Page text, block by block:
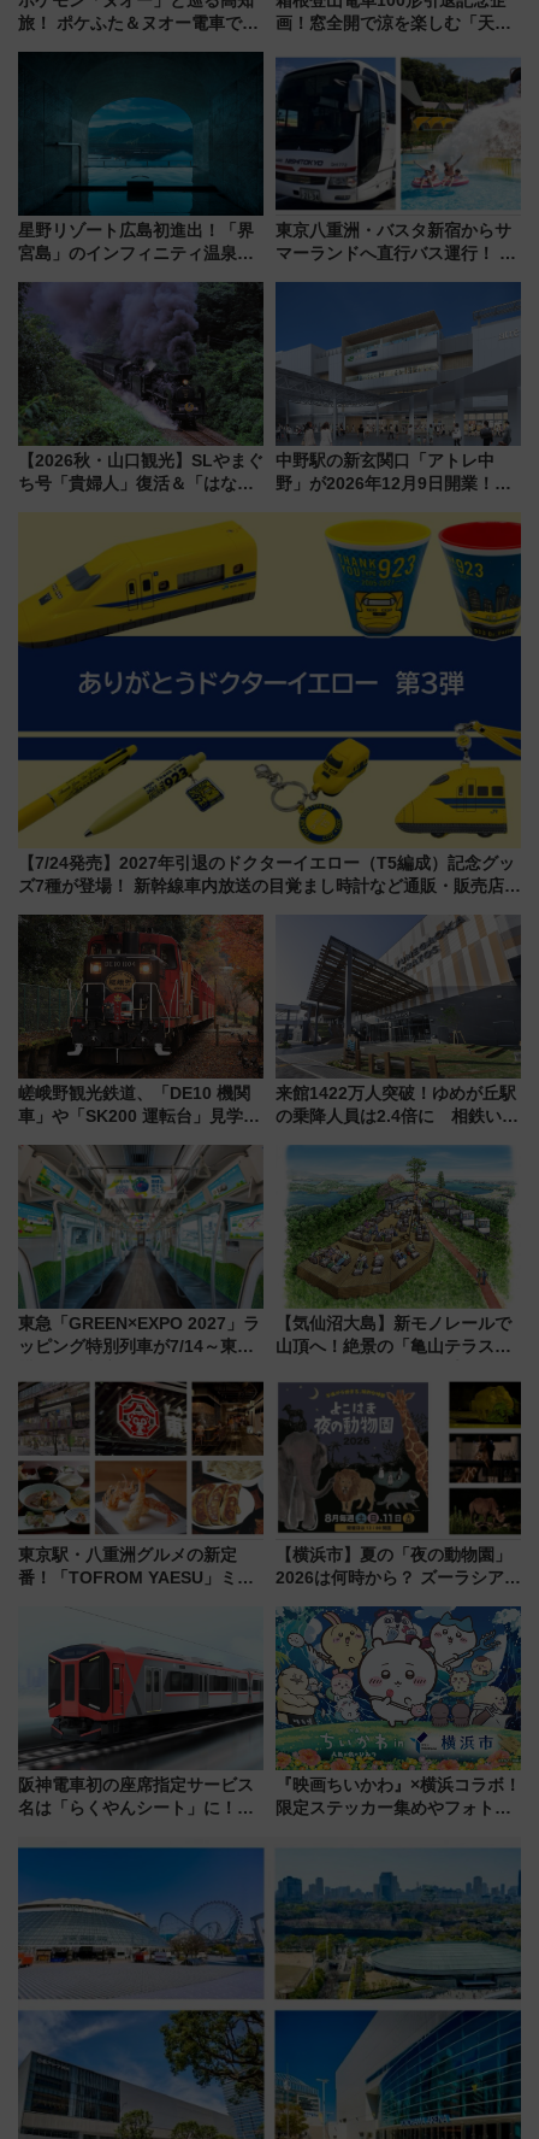
旅！ ポケふた＆ヌオー電車で楽
画！窓全開で涼を楽しむ「天然
発売
星野リゾート広島初進出！「界
宮島」のインフィニティ温泉と
宿泊料金・アクセスは？（2026
年7月23日開業）
東京八重洲・バスタ新宿からサ
マーランドへ直行バス運行！ お
【2026秋・山口観光】SLやまぐ
ち号「貴婦人」復活＆「はなあ
注目観光列車まとめ きっぷの取
中野駅の新玄関口「アトレ中
野」が2026年12月9日開業！新
注目スポット
【7/24発売】2027年引退のドクターイエロー（T5編成）記念グッ
ズ7種が登場！ 新幹線車内放送の目覚まし時計など通販・販売店舗
嵯峨野観光鉄道、「DE10 機関
車」や「SK200 運転台」見学ツ
トの一環で激レア体験できちゃ
うかも 参加方法やスケジュール
をご紹介
来館1422万人突破！ゆめが丘駅
の乗降人員は2.4倍に 相鉄いず
年祭にそうにゃん＆DB.スター
マンが登場
東急「GREEN×EXPO 2027」ラ
ッピング特別列車が7/14～東
ー！ 注目の編成やデザインまと
め
【気仙沼大島】新モノレールで
山頂へ！絶景の「亀山テラス
暇村のお得な日帰りプランも登
場
東京駅・八重洲グルメの新定
番！「TOFROM YAESU」ミシ
剖！（9/10開業）
【横浜市】夏の「夜の動物園」
2026は何時から？ ズーラシア・
見どころ、限定イベントを徹底
解説！
阪神電車初の座席指定サービス
名は「らくやんシート」に！新
を快適移動
『映画ちいかわ』×横浜コラボ！
限定ステッカー集めやフォトス
いを満喫しよう（花火鑑賞会応
募は7/12まで！）